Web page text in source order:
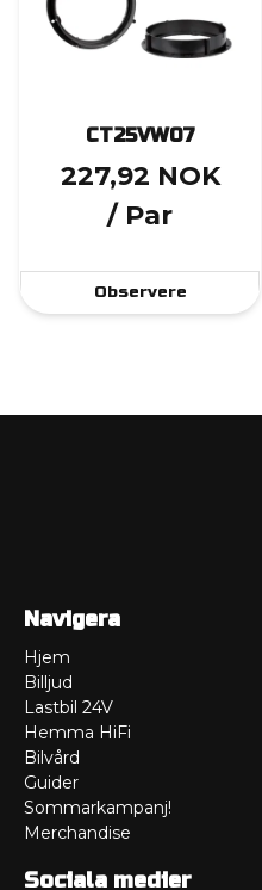
CT25VW07
227,92 NOK
/ Par
Observere
Navigera
Hjem
Billjud
Lastbil 24V
Hemma HiFi
Bilvård
Guider
Sommarkampanj!
Merchandise
Sociala medier